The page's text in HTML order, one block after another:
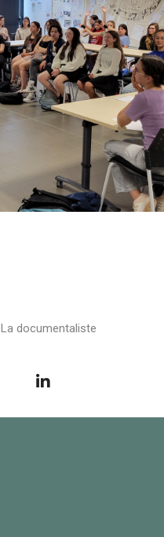
La documentaliste